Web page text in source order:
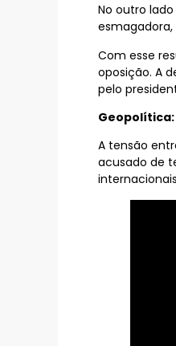
No outro
Com esse
oposição. A
pelo
A tensão
acusado de